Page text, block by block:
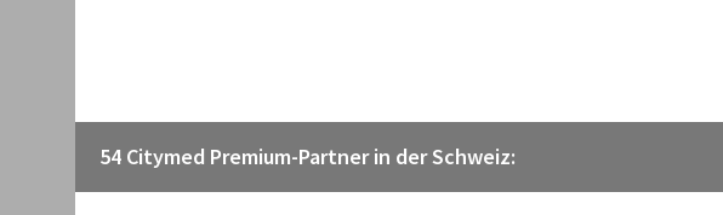
54 Citymed Premium-Partner in der Schweiz: